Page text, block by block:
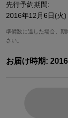
先行予約期間:
2016年12月6日(火
準備数に達した場合、
さい。
お届け時期: